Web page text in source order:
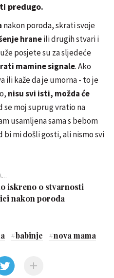
predugo.
nakon poroda, skrati svoje
hraneili drugih stvari i
posjete su za sljedeće
mamine signale. Ako
ili kaže da je umorna - to je
nisu svi isti, možda će
se moj suprug vratio na
usamljena sama s bebom
bi mi došli gosti, ali nismo svi
iskreno o stvarnosti
nakon poroda
#babinje #nova mama